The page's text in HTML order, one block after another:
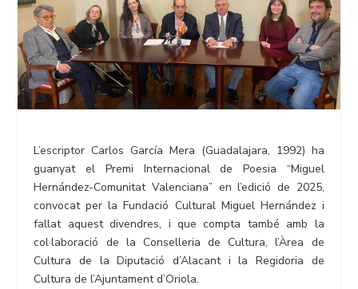
L’escriptor Carlos García Mera (Guadalajara, 1992) ha
guanyat el Premi Internacional de Poesia “Miguel
Hernández-Comunitat Valenciana” en l’edició de 2025,
convocat per la Fundació Cultural Miguel Hernández i
fallat aquest divendres, i que compta també amb la
col·laboració de la Conselleria de Cultura, l’Àrea de
Cultura de la Diputació d’Alacant i la Regidoria de
Cultura de l’Ajuntament d’Oriola.